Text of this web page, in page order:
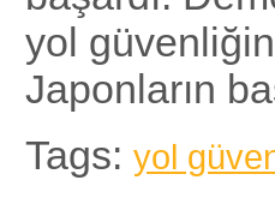
yol
Japonların
Tags: yol